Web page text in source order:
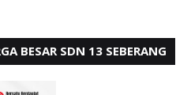
BESAR SDN 13 SEBERANG